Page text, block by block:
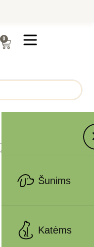
0
Šunims
Katėms
suaugusiems
kg